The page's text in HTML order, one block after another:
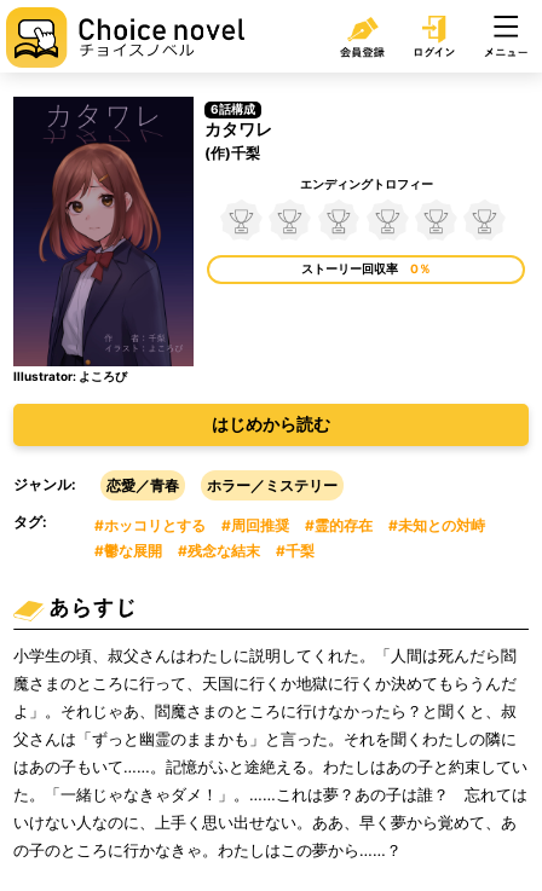
Illustrator: よころび
6話構成
カタワレ
(作)千梨
エンディングトロフィー
ストーリー回収率 0％
はじめから読む
ジャンル: 恋愛／青春
ホラー／ミステリー
タグ:
#ホッコリとする #周回推奨 #霊的存在
#未知との対峙
#鬱な展開
#残念な結末 #千梨
小学生の頃、叔父さんはわたしに説明してくれた。「人間は死んだら閻
魔さまのところに行って、天国に行くか地獄に行くか決めてもらうんだ
よ」。それじゃあ、閻魔さまのところに行けなかったら？と聞くと、叔
父さんは「ずっと幽霊のままかも」と言った。それを聞くわたしの隣に
はあの子もいて……。記憶がふと途絶える。わたしはあの子と約束してい
た。「一緒じゃなきゃダメ！」。……これは夢？あの子は誰？ 忘れては
いけない人なのに、上手く思い出せない。ああ、早く夢から覚めて、あ
の子のところに行かなきゃ。わたしはこの夢から……？